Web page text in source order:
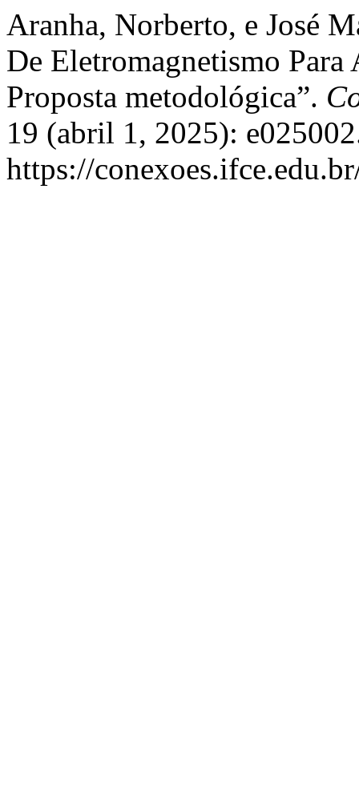
Aranha, Norberto, e José
De Eletromagnetismo
Proposta metodológica”.
19 (abril 1, 2025):
https://